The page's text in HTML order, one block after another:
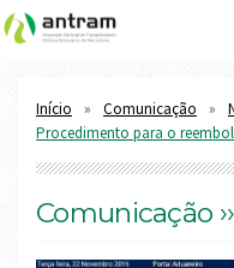
Início Comunicação
Procedimento para o
Comunicação ››